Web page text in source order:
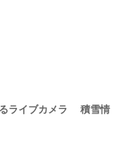
ライブカメラ 積雪情